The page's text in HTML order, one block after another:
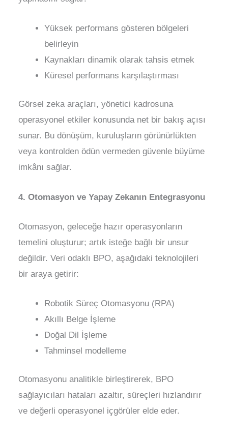
Yüksek performans gösteren bölgeleri
belirleyin
Kaynakları dinamik olarak tahsis etmek
Küresel performans karşılaştırması
Görsel zeka araçları, yönetici kadrosuna
operasyonel etkiler konusunda net bir bakış açısı
sunar. Bu dönüşüm, kuruluşların görünürlükten
veya kontrolden ödün vermeden güvenle büyüme
imkânı sağlar.
4. Otomasyon ve Yapay Zekanın Entegrasyonu
Otomasyon, geleceğe hazır operasyonların
temelini oluşturur; artık isteğe bağlı bir unsur
değildir. Veri odaklı BPO, aşağıdaki teknolojileri
bir araya getirir:
Robotik Süreç Otomasyonu (RPA)
Akıllı Belge İşleme
Doğal Dil İşleme
Tahminsel modelleme
Otomasyonu analitikle birleştirerek, BPO
sağlayıcıları hataları azaltır, süreçleri hızlandırır
ve değerli operasyonel içgörüler elde eder.